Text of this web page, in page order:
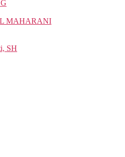
MAHARANI
SH